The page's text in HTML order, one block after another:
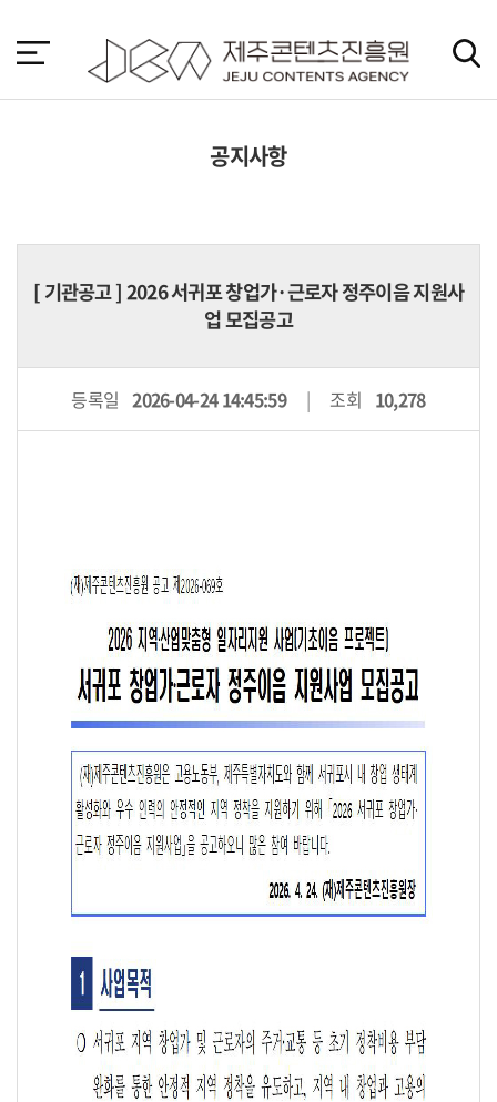
바
가
공지사항
[기관공고] 2026 서귀포 창업가·근로자 정주이음 지원사
업 모집공고
등록일 2026-04-24 14:45:59 조회 10,278